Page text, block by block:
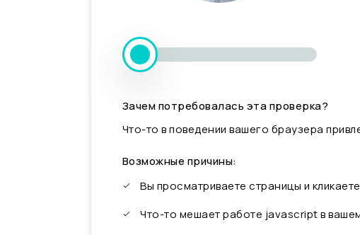
Зачем потребовалась эта проверка?
Что-то в поведении вашего браузера
Возможные причины:
Вы просматриваете страницы и
Что-то мешает работе javascript в